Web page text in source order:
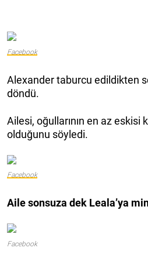
Facebook
Alexander taburcu edildikten
döndü.
Ailesi, oğullarının en az
olduğunu söyledi.
Facebook
Aile sonsuza dek Leala’ya
Facebook